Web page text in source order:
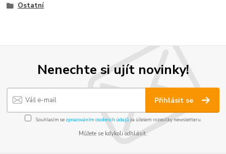
Ostatní
Nenechte si ujít novinky!
Přihlásit se
Souhlasím se zpracováním osobních údajůza účelem rozesílky newsletteru.
Můžete se kdykoli odhlásit.